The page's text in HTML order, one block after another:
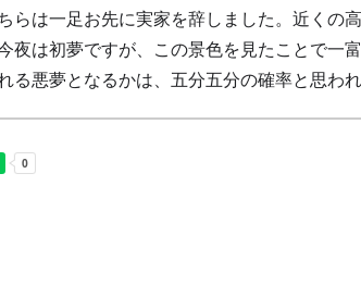
らは一足お先に実家を辞しました。近くの
夜は初夢ですが、この景色を見たことで一
る悪夢となるかは、五分五分の確率と思われ